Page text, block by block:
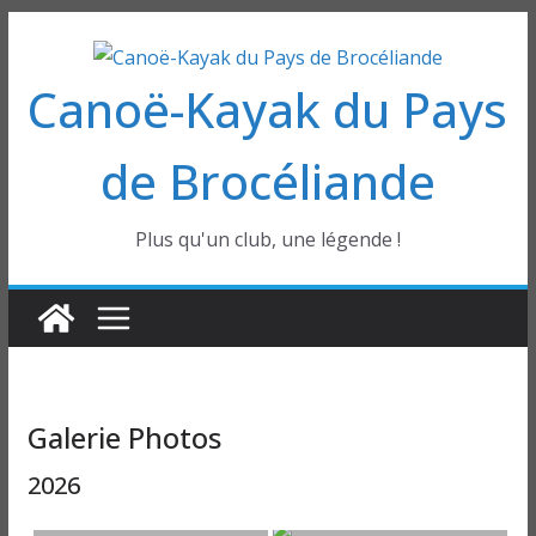
contenu
Canoë-Kayak du Pays
de Brocéliande
Plus qu'un club, une légende !
Galerie Photos
2026